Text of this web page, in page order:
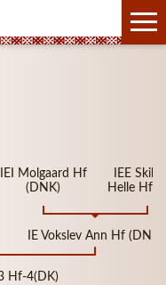
IEI Molgaard Hf
(DNK)
IEE
Helle
IE Vokslev Ann Hf (DNK)
Hf-4(DK)